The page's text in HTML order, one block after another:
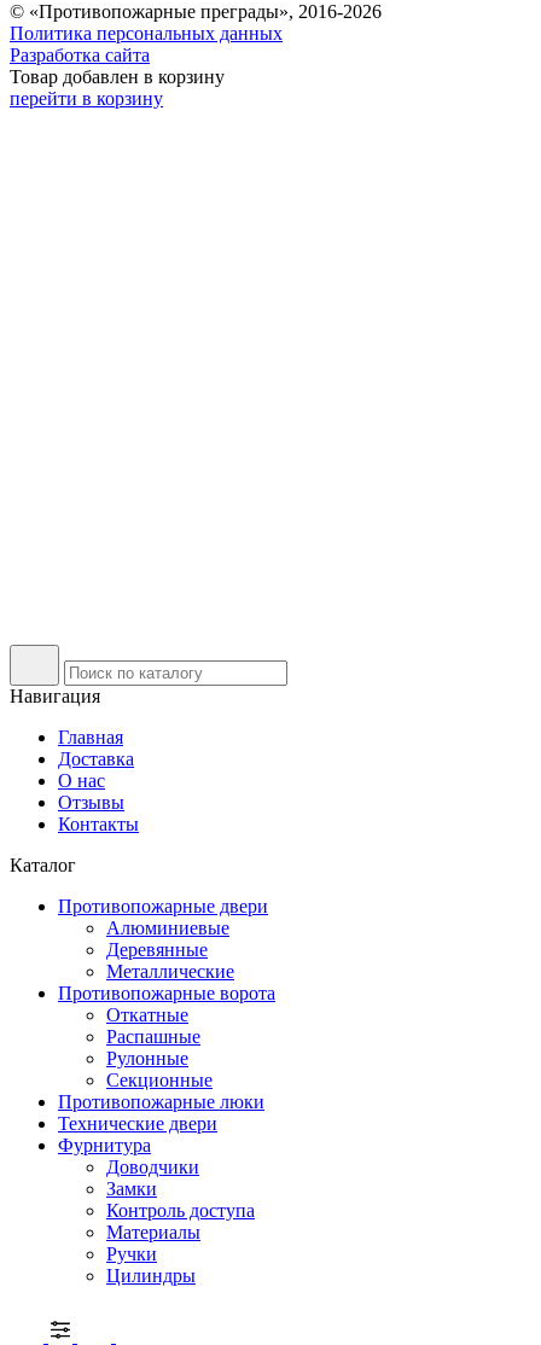
© «Противопожарные преграды», 2016-2026
Политика персональных данных
Разработка сайта
Товар добавлен в корзину
перейти в корзину
Навигация
Главная
Доставка
О нас
Отзывы
Контакты
Каталог
Противопожарные двери
Алюминиевые
Деревянные
Металлические
Противопожарные ворота
Откатные
Распашные
Рулонные
Секционные
Противопожарные люки
Технические двери
Фурнитура
Доводчики
Замки
Контроль доступа
Материалы
Ручки
Цилиндры